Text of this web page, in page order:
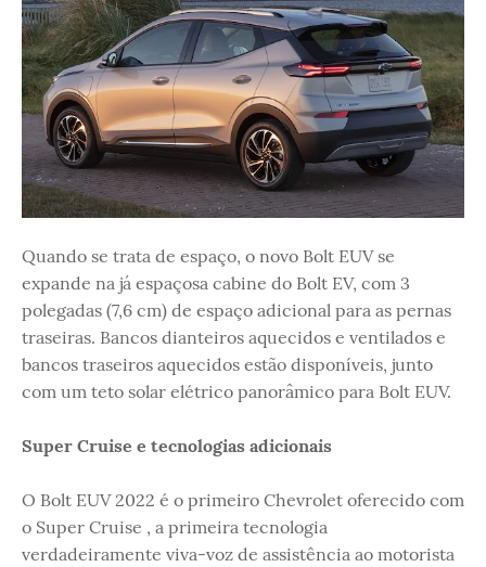
Quando se trata de espaço, o novo Bolt EUV se
expande na já espaçosa cabine do Bolt EV, com 3
polegadas (7,6 cm) de espaço adicional para as pernas
traseiras. Bancos dianteiros aquecidos e ventilados e
bancos traseiros aquecidos estão disponíveis, junto
com um teto solar elétrico panorâmico para Bolt EUV.
Super Cruise e tecnologias adicionais
O Bolt EUV 2022 é o primeiro Chevrolet oferecido com
o Super Cruise , a primeira tecnologia
verdadeiramente viva-voz de assistência ao motorista